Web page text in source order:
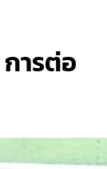
การต่อ